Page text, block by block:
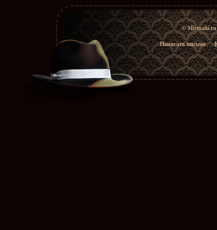
© Mirmafii.ru
Написать письмо